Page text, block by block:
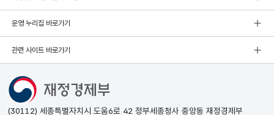
운영 누리집 바로가기
관련 사이트 바로가기
(30112) 세종특별자치시 도움6로 42 정부세종청사 중앙동 재정경제부